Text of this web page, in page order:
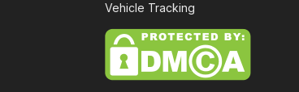
Vehicle Tracking